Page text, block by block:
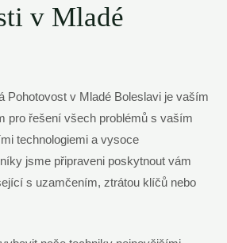
v Mladé
Pohotovost v Mladé Boleslavi je vaším
pro řešení všech problémů s vaším
technologiemi a vysoce
jsme připraveni poskytnout vám
s uzamčením, ztrátou klíčů nebo